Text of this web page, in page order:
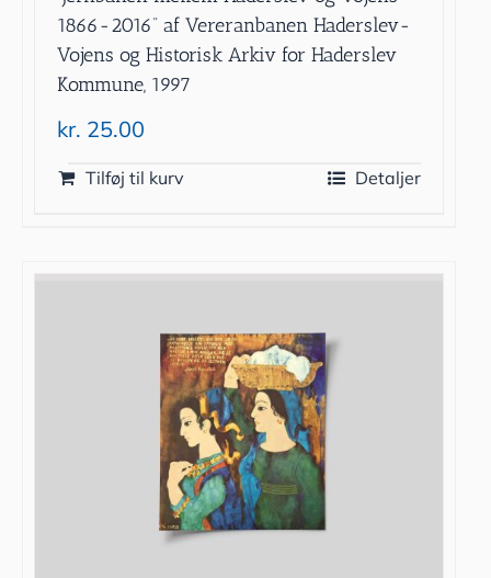
1866-2016” af Vereranbanen Haderslev-
Vojens og Historisk Arkiv for Haderslev
Kommune, 1997
kr. 25.00
Tilføj til kurv Detaljer